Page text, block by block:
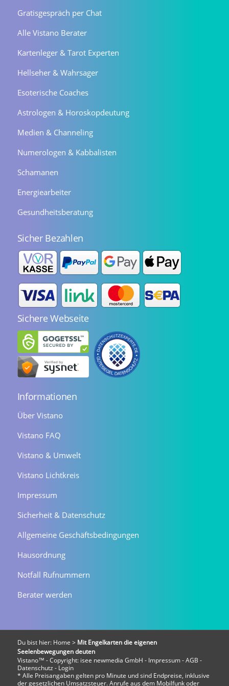
Gratisgespräch per Chat
Alle Vistano Berater
Kartenleger & Tarot Experten
Hellseher & Wahrsager
Esoterische Coaches
Astrologen & Horoskopdeutung
Medien & Channeling
Numerologen & Kabbalisten
Schamanen
Energiearbeiter
Gesundheitsberatung
Sicher Bezahlen
Sichere Webseite
Informationen
Über Vistano
Vistano FAQ
Vistano & Umwelt
Vistano Lichtkreis
Impressum
Sicherheit & Datenschutz
Allgemeine Geschäftsbedingungen
Hausordnung
Notfall Rufnummern
Berater werden
Du bist hier: Home > Mit Engelkarten die eigenen
Seelenbewegungen deuten
Vistano™ - Copyright: isee newmedia GmbH - Impressum-AGB -
Datenschutz - Login
* Alle Preisangaben gelten pro Minute und sind Endpreise, inklusive
der gesetzlichen Umsatzsteuer. Anrufe aus dem Mobilfunk oder